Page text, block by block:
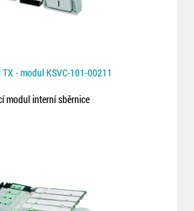
TX - modul KSVC-101-00211
modul interní sběrnice